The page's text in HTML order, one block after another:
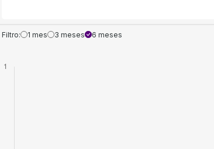
Filtro: 1 mes 3 meses 6 meses